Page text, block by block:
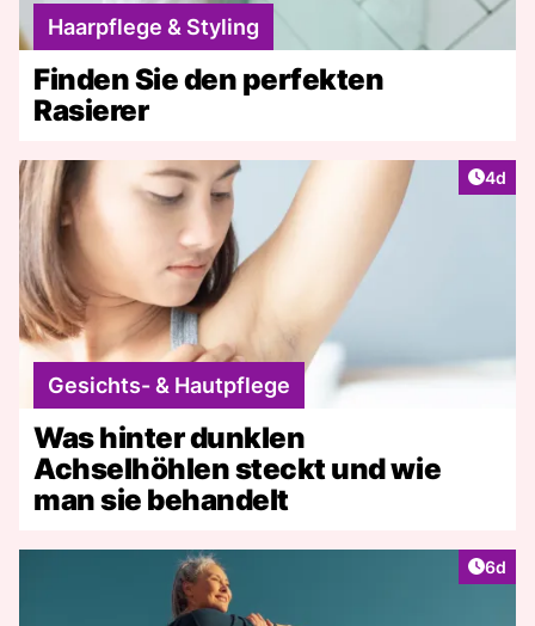
Haarpflege & Styling
Finden Sie den perfekten
Rasierer
4d
Gesichts- & Hautpflege
Was hinter dunklen
Achselhöhlen steckt und wie
man sie behandelt
6d